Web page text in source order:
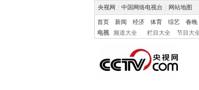
央视网 中国网络电视台 网站地图
首页 新闻 经济 体育 综艺 春晚
电视
频道大全 栏目大全 节目大